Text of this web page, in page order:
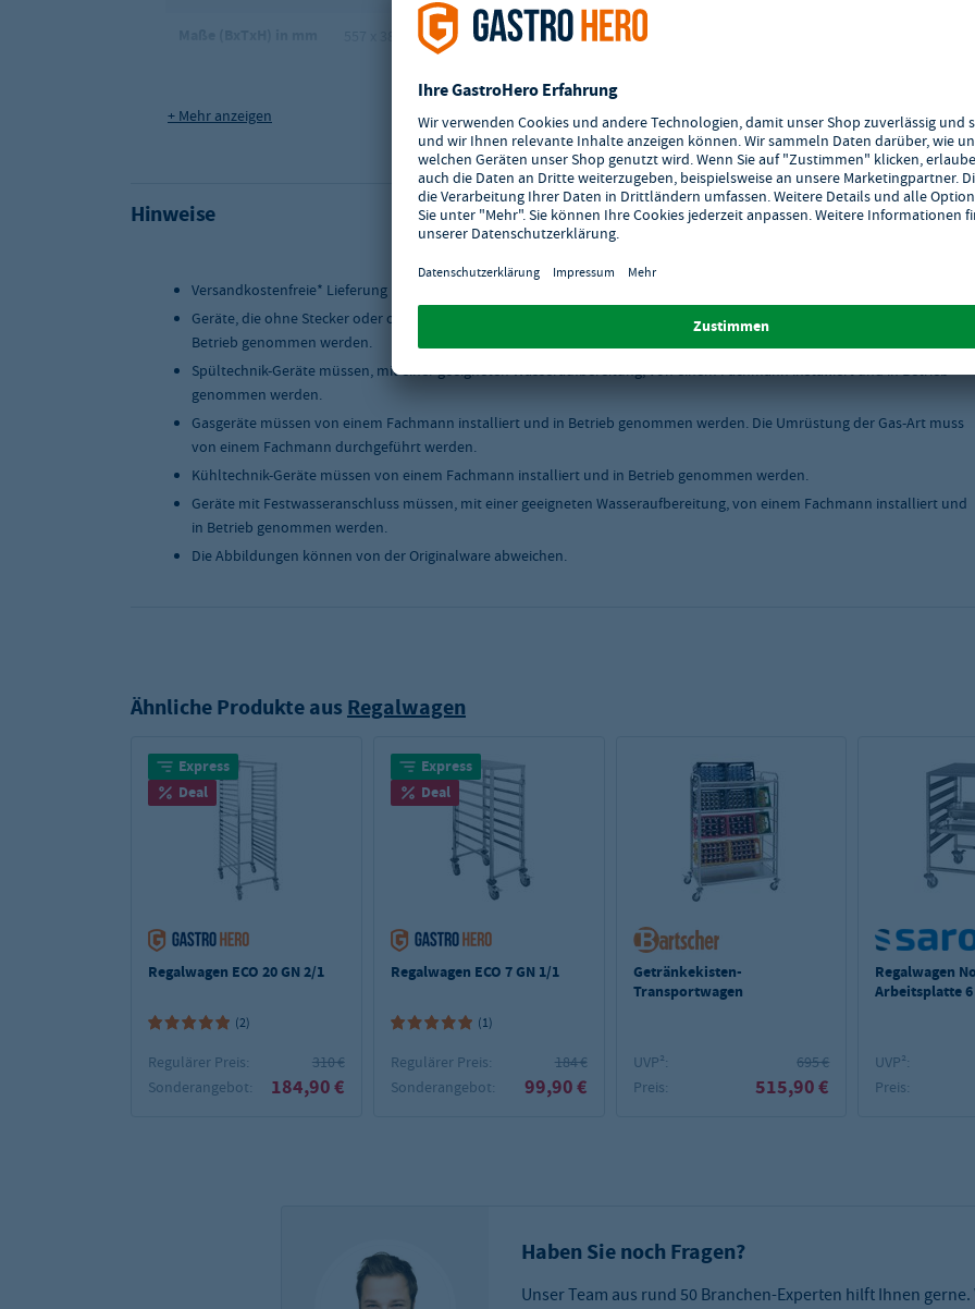
557 x 380 x 900
Anzahl Borde:
+ Mehr anzeigen
Hinweise
Versandkostenfreie* Lieferung innerhalb Deutschlands.
Geräte, die ohne Stecker oder ohne Anschlusskabel ausgeliefert werden, müssen von einem Fachmann installiert und in
Betrieb genommen werden.
Spültechnik-Geräte müssen, mit einer geeigneten Wasseraufbereitung, von einem Fachmann installiert und in Betrieb
genommen werden.
Gasgeräte müssen von einem Fachmann installiert und in Betrieb genommen werden. Die Umrüstung der Gas-Art muss
von einem Fachmann durchgeführt werden.
Kühltechnik-Geräte müssen von einem Fachmann installiert und in Betrieb genommen werden.
Geräte mit Festwasseranschluss müssen, mit einer geeigneten Wasseraufbereitung, von einem Fachmann installiert und
in Betrieb genommen werden.
Die Abbildungen können von der Originalware abweichen.
Ähnliche Produkte aus Regalwagen
Express
Deal
Regalwagen ECO 20 GN 2/1
(2)
Regulärer Preis:
310 €
Sonderangebot:
184,90 €
Express
Deal
Regalwagen ECO 7 GN 1/1
(1)
Regulärer Preis:
184 €
Sonderangebot:
99,90 €
Getränkekisten-
Transportwagen
UVP²:
695 €
Preis:
515,90 €
Regalwagen
Arbeitsplatte 6
UVP²:
Preis:
Haben Sie noch Fragen?
Unser Team aus rund 50 Branchen-Experten hilft Ihnen